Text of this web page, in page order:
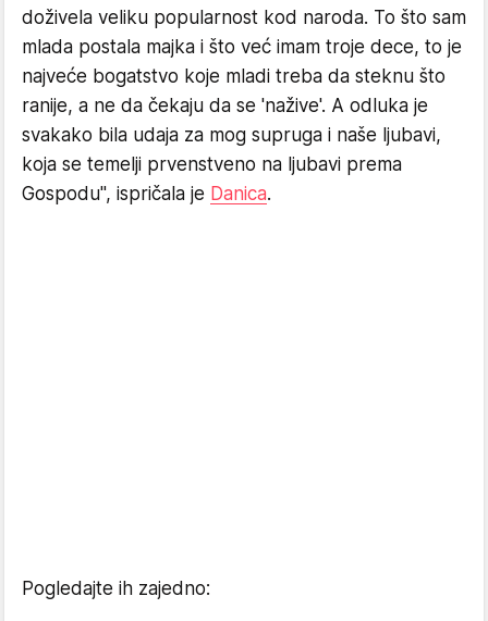
doživela veliku popularnost kod naroda. To što sam
mlada postala majka i što već imam troje dece, to je
najveće bogatstvo koje mladi treba da steknu što
ranije, a ne da čekaju da se 'nažive'. A odluka je
svakako bila udaja za mog supruga i naše ljubavi,
koja se temelji prvenstveno na ljubavi prema
Gospodu", ispričala je Danica.
Pogledajte ih zajedno: